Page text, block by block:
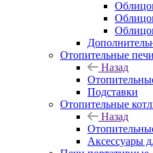
Отопительные печи
Назад
Подставки
Отопительные
Назад
Аксессуары